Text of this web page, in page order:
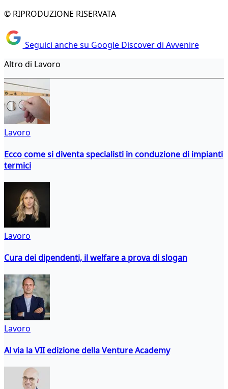
© RIPRODUZIONE RISERVATA
Seguici anche su Google Discover di Avvenire
Altro di Lavoro
Lavoro
Ecco come si diventa specialisti in conduzione di impianti
termici
Lavoro
Cura dei dipendenti, il welfare a prova di slogan
Lavoro
Al via la VII edizione della Venture Academy